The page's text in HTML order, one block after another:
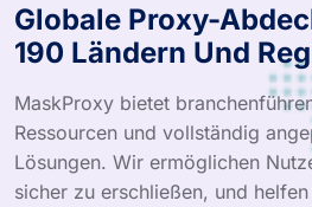
Globale Proxy-
190 Ländern Und
MaskProxy bietet
Ressourcen und vollständig
Lösungen. Wir ermöglichen
sicher zu erschließen, und